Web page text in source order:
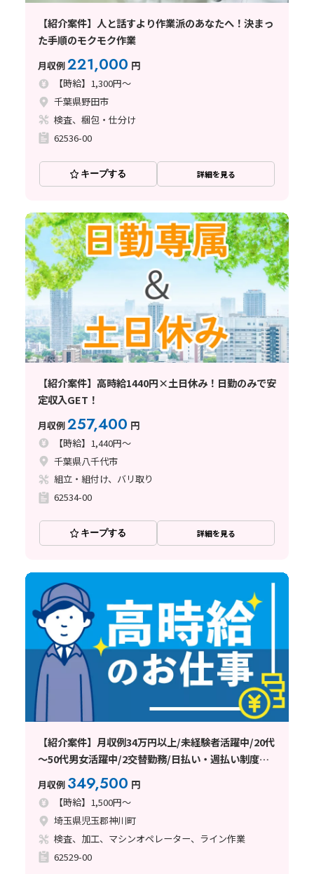
【紹介案件】人と話すより作業派のあなたへ！決まっ
た手順のモクモク作業
月収例221,000 円
【時給】1,300円～
千葉県野田市
検査、梱包・仕分け
62536-00
キープする 詳細を見る
【紹介案件】高時給1440円×土日休み！日勤のみで安
定収入GET！
月収例257,400 円
【時給】1,440円～
千葉県八千代市
組立・組付け、バリ取り
62534-00
キープする 詳細を見る
【紹介案件】月収例34万円以上/未経験者活躍中/20代
～50代男女活躍中/2交替勤務/日払い・週払い制度あ
月収例 349,500 円
【時給】1,500円～
埼玉県児玉郡神川町
検査、加工、マシンオペレーター、ライン作業
62529-00